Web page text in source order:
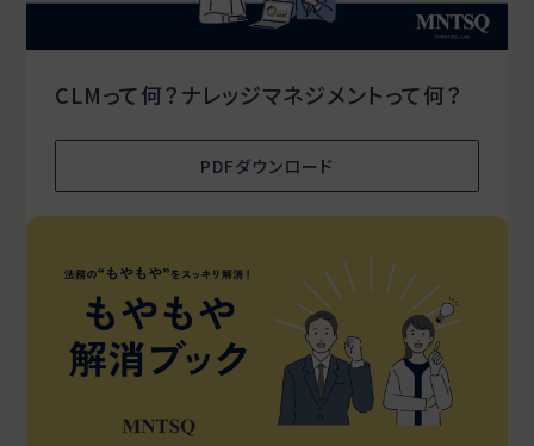
CLMって何？ナレッジマネジメントって何？
PDFダウンロード